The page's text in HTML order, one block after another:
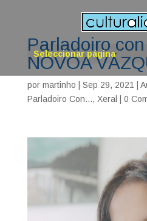
Seleccionar página
Parladoiro
NÓVOA
por martinho Sep 29, 2021
Parladoiro Con..., Xeral 0